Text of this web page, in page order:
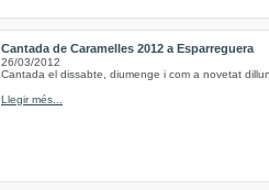
Cantada de Caramelles 2012 a Esparreguera
26/03/2012
Cantada el dissabte, diumenge i com a novetat
Llegir més...